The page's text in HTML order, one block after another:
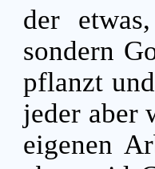
der
sondern
pflanzt
jeder aber
eigenen